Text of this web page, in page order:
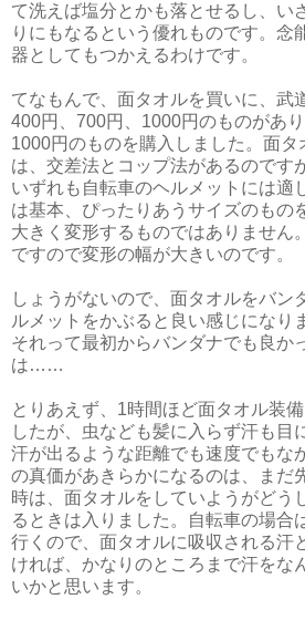
て洗えば塩分とかも落とせるし、い
りにもなるという優れものです。念
器としてもつかえるわけです。
てなもんで、面タオルを買いに、武
400円、700円、1000円のものがあ
1000円のものを購入しました。面タ
は、交差法とコップ法があるのです
いずれも自転車のヘルメットには適
は基本、ぴったりあうサイズのもの
大きく変形するものではありません
ですので変形の幅が大きいのです。
しょうがないので、面タオルをバン
ルメットをかぶると良い感じになり
それって最初からバンダナでも良か
は……
とりあえず、1時間ほど面タオル装
したが、虫なども髪に入らず汗も目
汗が出るような距離でも速度でもな
の真価があきらかになるのは、まだ
時は、面タオルをしていようがどう
るときは入りました。自転車の場合
行くので、面タオルに吸収される汗
ければ、かなりのところまで汗をな
いかと思います。